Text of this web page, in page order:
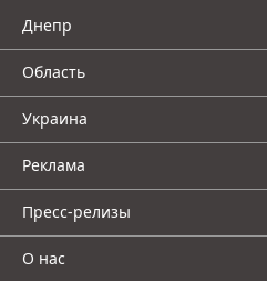
Днепр
Область
Украина
Реклама
Пресс-релизы
О нас